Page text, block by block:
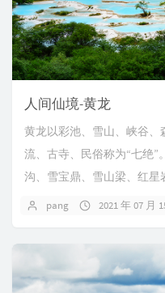
人间仙境-黄龙
黄龙以彩池、雪山、峡谷、
流、古寺、民俗称为“七绝
沟、雪宝鼎、雪山梁、红星
pang 2021 年 07 月